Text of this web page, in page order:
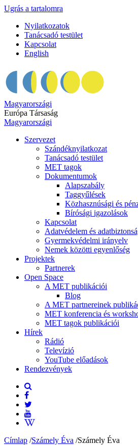
Ugrás a tartalomra
Nyilatkozatok
Tanácsadó testület
Kapcsolat
English
Magyarországi
Európa Társaság
Magyarországi
Szervezet
Szándéknyilatkozat
Tanácsadó testület
MET tagok
Dokumentumok
Alapszabály
Taggyűlések
Közhasznúsági és
Bírósági igazolások
Kapcsolat
Adatvédelem és
Gyermekvédelmi irányelv
Nemek közötti egyenlőség
Projektek
Partnerek
Open Space
A MET publikációi
Blog
A MET partnereinek
MET konferencia és
MET tagok publikációi
Hírek
Rádió
Televízió
YouTube előadások
Rendezvények
Címlap /Számely Éva /Számely Éva